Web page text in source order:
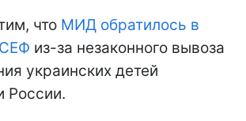
что МИД обратилось в
из-за незаконного вывоза
украинских детей
России.